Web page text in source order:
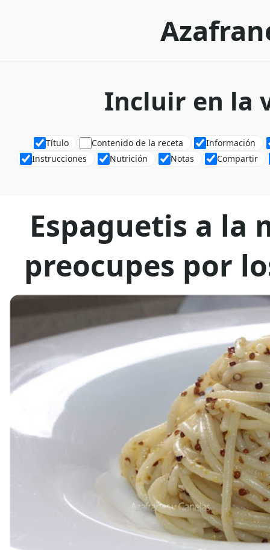
Incluir en la
Título Contenido de la receta
Información
Instrucciones
Nutrición Notas Compartir
Espaguetis a la
preocupes por